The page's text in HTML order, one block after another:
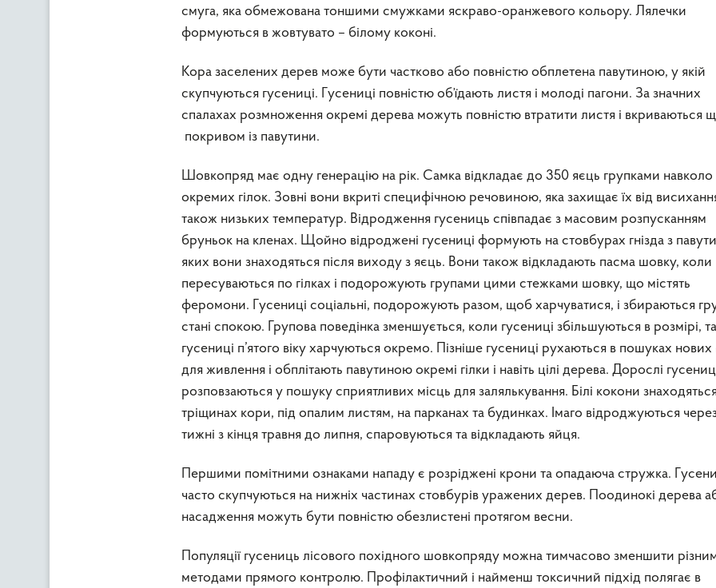
смуга, яка обмежована тоншими смужками яскраво-оранжевого кольору. Лялечки
формуються в жовтувато – білому коконі.
Кора заселених дерев може бути частково або повністю обплетена павутиною, у якій
скупчуються гусениці. Гусениці повністю об’їдають листя і молоді пагони. За значних
спалахах розмноження окремі дерева можуть повністю втратити листя і вкриваються
покривом із павутини.
Шовкопряд має одну генерацію на рік. Самка відкладає до 350 яєць групками навколо
окремих гілок. Зовні вони вкриті специфічною речовиною, яка захищає їх від
також низьких температур. Відродження гусениць співпадає з масовим розпусканням
бруньок на кленах. Щойно відроджені гусениці формують на стовбурах гнізда з
яких вони знаходяться після виходу з яєць. Вони також відкладають пасма шовку, коли
пересуваються по гілках і подорожують групами цими стежками шовку, що містять
феромони. Гусениці соціальні, подорожують разом, щоб харчуватися, і збираються
стані спокою. Групова поведінка зменшується, коли гусениці збільшуються в розмірі,
гусениці п’ятого віку харчуються окремо. Пізніше гусениці рухаються в пошуках нових
для живлення і обплітають павутиною окремі гілки і навіть цілі дерева. Дорослі
розповзаються у пошуку сприятливих місць для залялькування. Білі кокони
тріщинах кори, під опалим листям, на парканах та будинках. Імаго відроджуються
тижні з кінця травня до липня, спаровуються та відкладають яйця.
Першими помітними ознаками нападу є розріджені крони та опадаюча стружка.
часто скупчуються на нижніх частинах стовбурів уражених дерев. Поодинокі дерева
насадження можуть бути повністю обезлистені протягом весни.
Популяції гусениць лісового похідного шовкопряду можна тимчасово зменшити
методами прямого контролю. Профілактичний і найменш токсичний підхід полягає в